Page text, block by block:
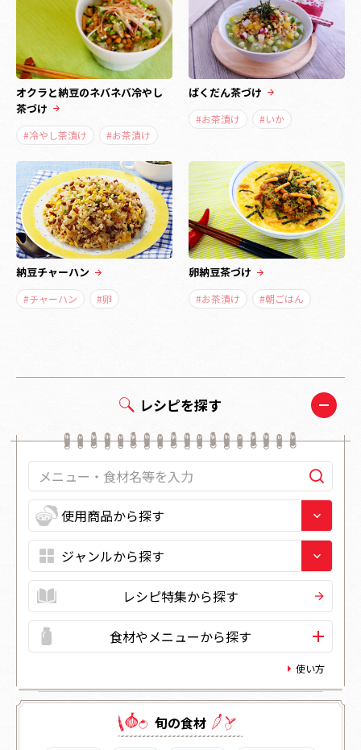
オクラと納豆のネバネバ冷やし
茶づけ
#冷やし茶漬け #お茶漬け
ばくだん茶づけ
#お茶漬け #いか
納豆チャーハン
#チャーハン #卵
卵納豆茶づけ
#お茶漬け #朝ごはん
レシピを探す
レシピ特集から探す
食材やメニューから探す
使い方
旬の⾷材